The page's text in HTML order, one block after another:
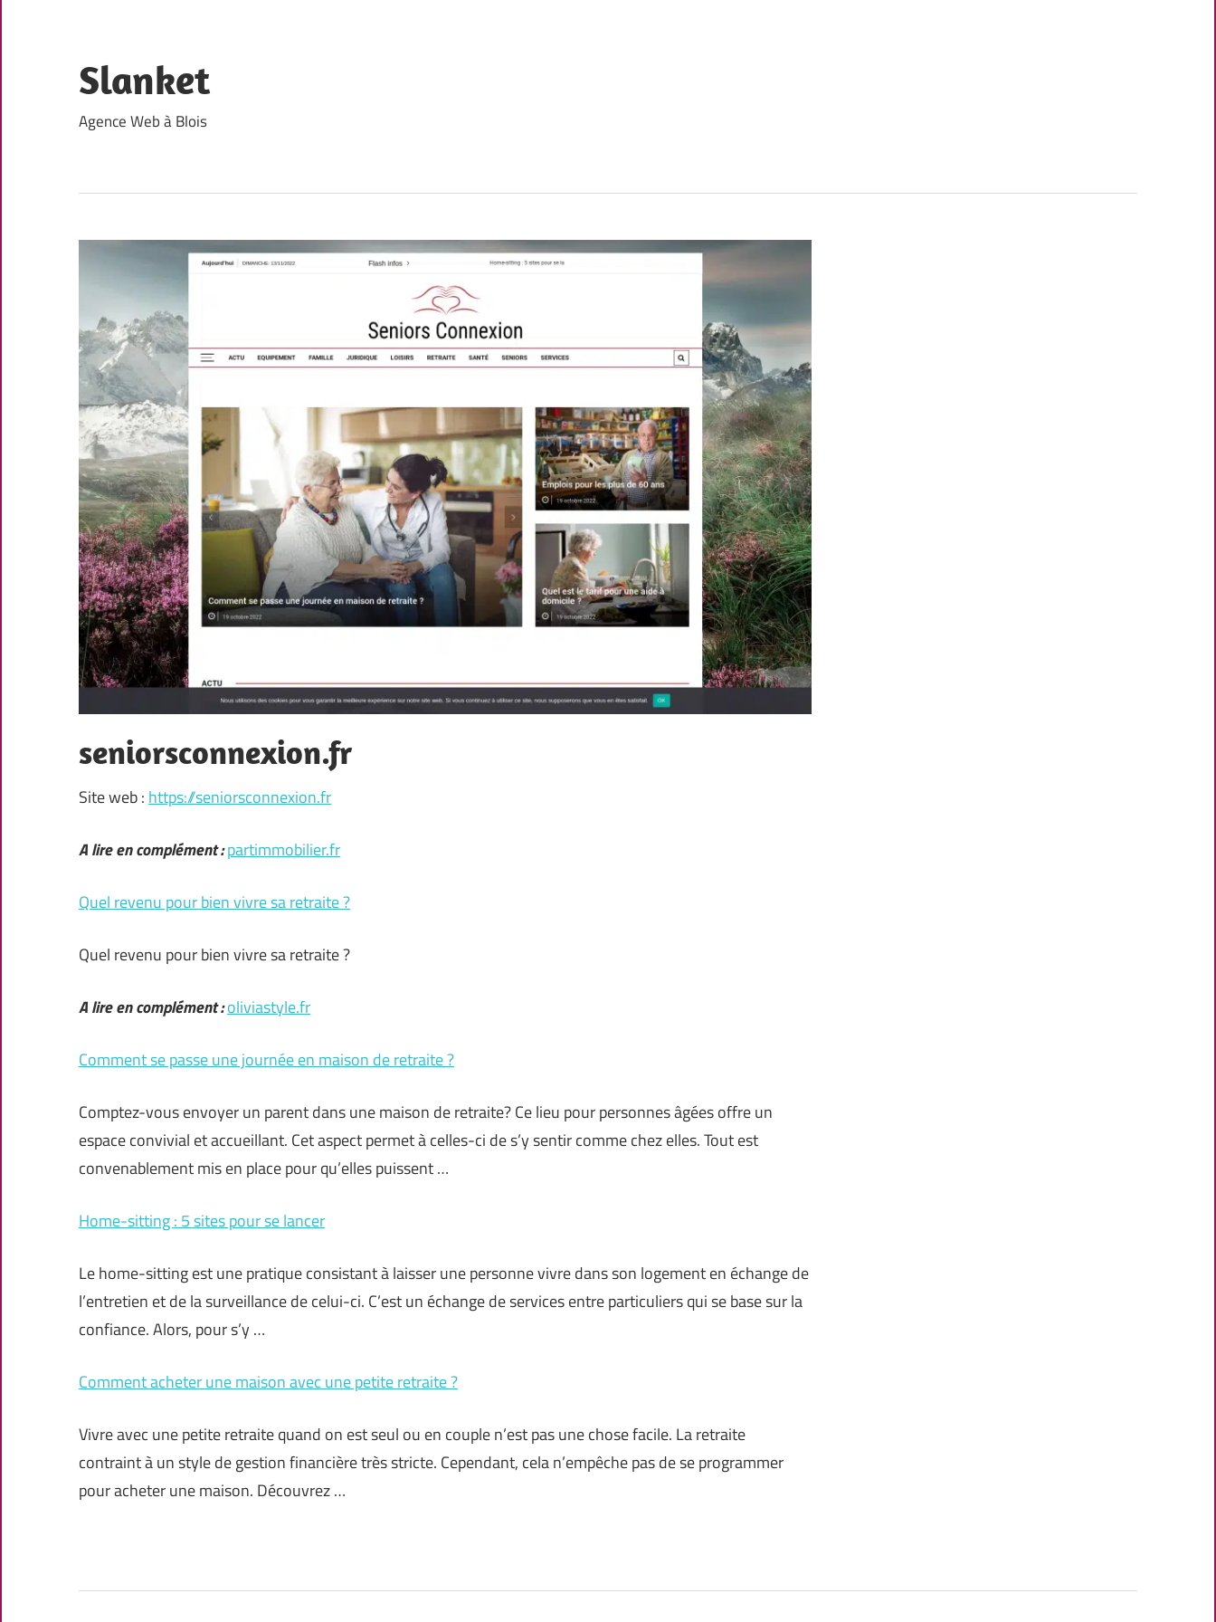
content
Slanket
Agence Web à Blois
seniorsconnexion.fr
Site web : https://seniorsconnexion.fr
A lire en complément :partimmobilier.fr
Quel revenu pour bien vivre sa retraite ?
Quel revenu pour bien vivre sa retraite ?
A lire en complément :oliviastyle.fr
Comment se passe une journée en maison de retraite ?
Comptez-vous envoyer un parent dans une maison de retraite? Ce lieu pour personnes âgées offre un
espace convivial et accueillant. Cet aspect permet à celles-ci de s’y sentir comme chez elles. Tout est
convenablement mis en place pour qu’elles puissent …
Home-sitting : 5 sites pour se lancer
Le home-sitting est une pratique consistant à laisser une personne vivre dans son logement en échange de
l’entretien et de la surveillance de celui-ci. C’est un échange de services entre particuliers qui se base sur la
confiance. Alors, pour s’y …
Comment acheter une maison avec une petite retraite ?
Vivre avec une petite retraite quand on est seul ou en couple n’est pas une chose facile. La retraite
contraint à un style de gestion financière très stricte. Cependant, cela n’empêche pas de se programmer
pour acheter une maison. Découvrez …